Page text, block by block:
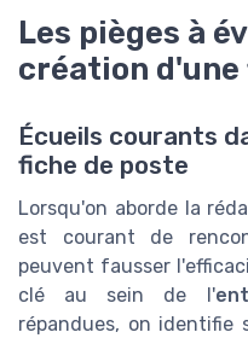
Les pièges à
création d'une
Écueils courants
fiche de poste
Lorsqu'on aborde la
est courant de
peuvent fausser
clé au sein de l'
répandues, on identifie